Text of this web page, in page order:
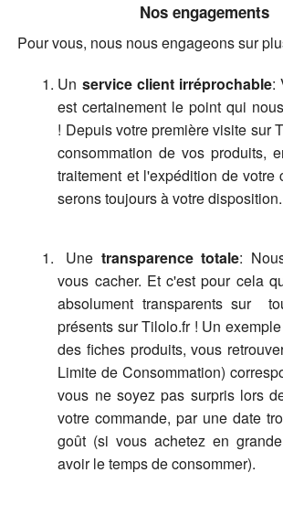
Nos engagements
Pour vous, nous nous engageons sur
Un service client irréprochable:
est certainement le point qui
! Depuis votre première visite sur
consommation de vos produits,
traitement et l'expédition de votre
serons toujours à votre disposition.
Une transparence totale:
vous cacher. Et c'est pour cela
absolument transparents sur
présents sur Tilolo.fr ! Un
des fiches produits, vous
Limite de Consommation)
vous ne soyez pas surpris lors
votre commande, par une date
goût (si vous achetez en
avoir le temps de consommer).